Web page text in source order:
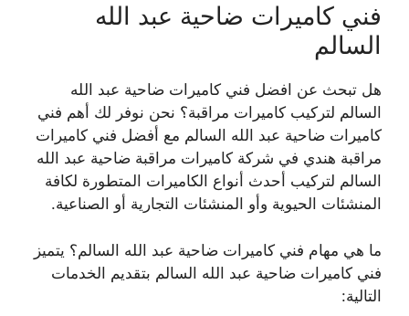
فني كاميرات ضاحية عبد الله
السالم
هل تبحث عن افضل فني كاميرات ضاحية عبد الله
السالم لتركيب كاميرات مراقبة؟ نحن نوفر لك أهم فني
كاميرات ضاحية عبد الله السالم مع أفضل فني كاميرات
مراقبة هندي في شركة كاميرات مراقبة ضاحية عبد الله
السالم لتركيب أحدث أنواع الكاميرات المتطورة لكافة
المنشئات الحيوية وأو المنشئات التجارية أو الصناعية.
ما هي مهام فني كاميرات ضاحية عبد الله السالم؟ يتميز
فني كاميرات ضاحية عبد الله السالم بتقديم الخدمات
التالية: